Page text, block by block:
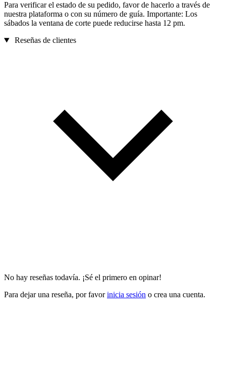
Para verificar el estado de su pedido, favor de hacerlo a través de
nuestra plataforma o con su número de guía. Importante: Los
sábados la ventana de corte puede reducirse hasta 12 pm.
Reseñas de clientes
No hay reseñas todavía. ¡Sé el primero en opinar!
Para dejar una reseña, por favorinicia sesión o crea una cuenta.